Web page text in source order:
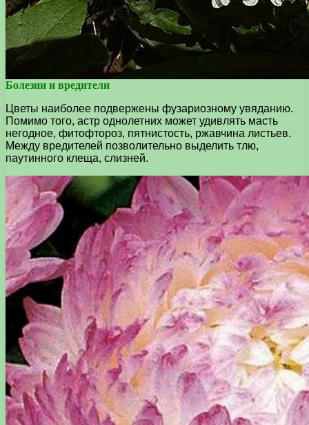
Болезни и вредители
Цветы наиболее подвержены фузариозному увяданию.
Помимо того, астр однолетних может удивлять масть
негодное, фитофтороз, пятнистость, ржавчина листьев.
Между вредителей позволительно выделить тлю,
паутинного клеща, слизней.